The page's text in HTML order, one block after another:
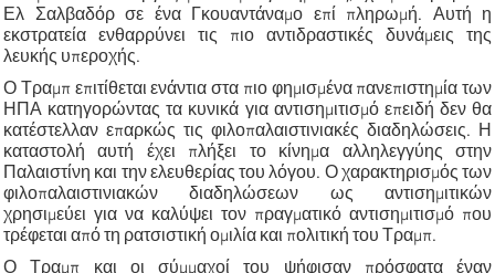
Ελ Σαλβαδόρ σε ένα Γκουαντάναμο επί πληρωμή. Αυτή η
εκστρατεία ενθαρρύνει τις πιο αντιδραστικές δυνάμεις της
λευκής υπεροχής.
Ο Τραμπ επιτίθεται ενάντια στα πιο φημισμένα πανεπιστημία των
ΗΠΑ κατηγορώντας τα κυνικά για αντισημιτισμό επειδή δεν θα
κατέστελλαν επαρκώς τις φιλοπαλαιστινιακές διαδηλώσεις. Η
καταστολή αυτή έχει πλήξει το κίνημα αλληλεγγύης στην
Παλαιστίνη και την ελευθερίας του λόγου. Ο χαρακτηρισμός των
φιλοπαλαιστινιακών διαδηλώσεων ως αντισημιτικών
χρησιμεύει για να καλύψει τον πραγματικό αντισημιτισμό που
τρέφεται από τη ρατσιστική ομιλία και πολιτική του Τραμπ.
Ο Τραμπ και οι σύμμαχοί του ψήφισαν πρόσφατα έναν